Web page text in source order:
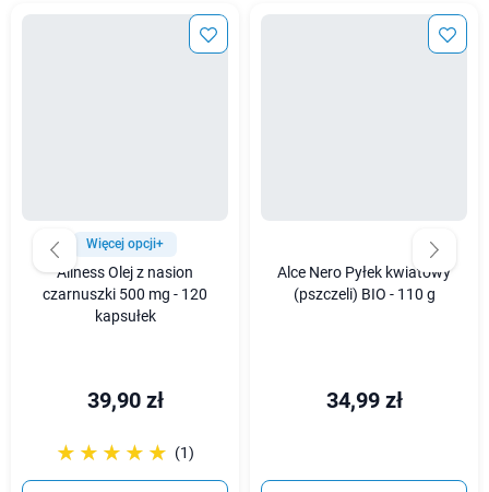
Więcej opcji+
Aliness Olej z nasion
czarnuszki 500 mg - 120
kapsułek
39,90 zł
☆☆☆☆☆
★★★★★ (1)
Alce Nero Pyłek kwiatowy
(pszczeli) BIO - 110 g
34,99 zł